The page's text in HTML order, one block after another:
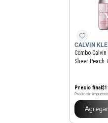
CALVIN
Combo
Sheer Peach
Precio final$
Precio sin